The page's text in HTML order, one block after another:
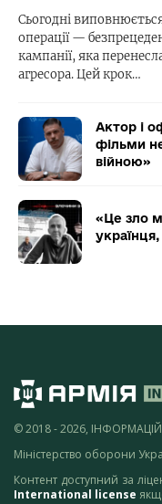
Сьогодні
операції —
кампанії, яка
агресора. Цей крок…
Актор і
фільми
війною»
«Це зло
© 2018 - 2026,
Міністерство оборони
Контент доступний за
International license